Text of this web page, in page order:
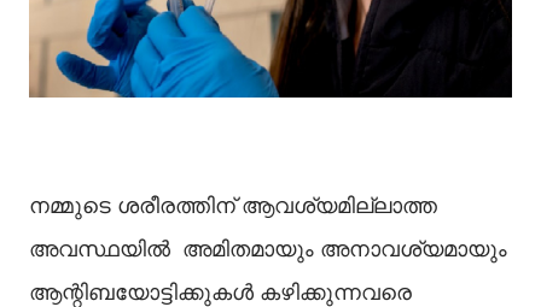
നമ്മുടെ ശരീരത്തിന് ആവശ്യമില്ലാത്ത
അവസ്ഥയിൽ അമിതമായും അനാവശ്യമായും
ആന്റിബയോട്ടിക്കുകള്‍ കഴിക്കുന്നവരെ